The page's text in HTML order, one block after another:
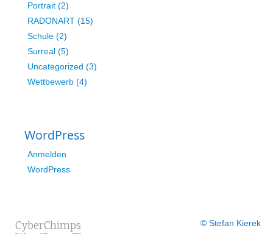
Portrait (2)
RADONART (15)
Schule (2)
Surreal (5)
Uncategorized (3)
Wettbewerb (4)
WordPress
Anmelden
WordPress
CyberChimps
© Stefan Kierek